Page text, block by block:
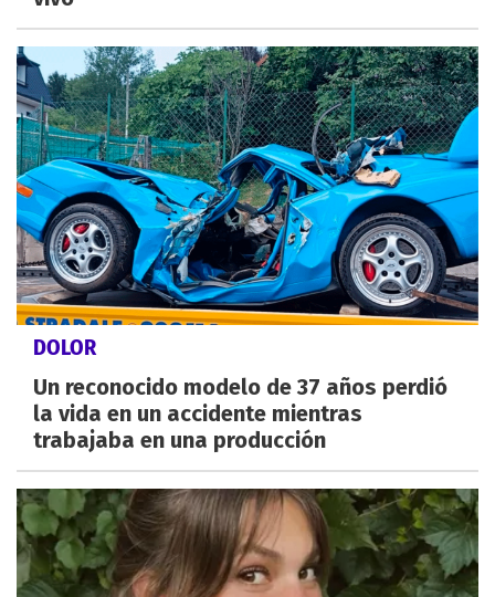
DOLOR
Un reconocido modelo de 37 años perdió
la vida en un accidente mientras
trabajaba en una producción